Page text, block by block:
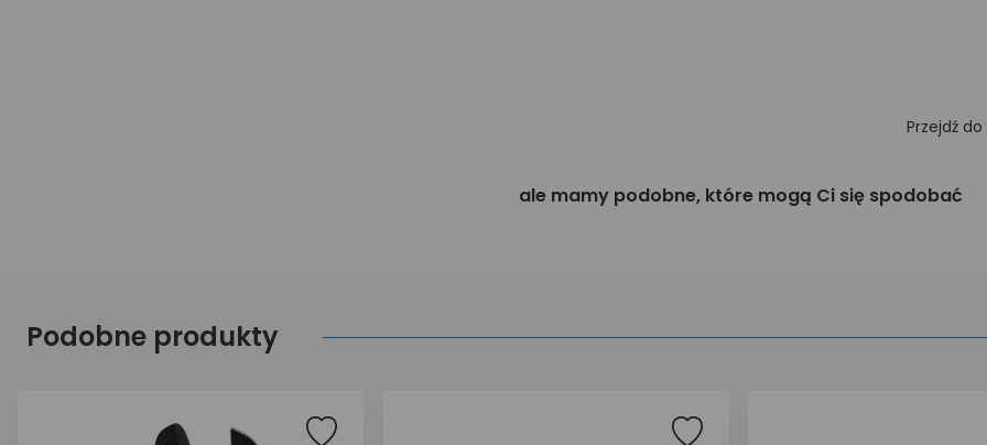
Przejdź do
ale mamy podobne, które mogą Ci się spodobać
Podobne produkty